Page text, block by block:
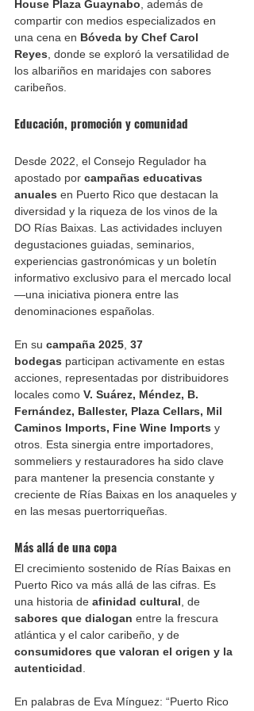
House Plaza Guaynabo, además de
compartir con medios especializados en
una cena en Bóveda by Chef Carol
Reyes, donde se exploró la versatilidad de
los albariños en maridajes con sabores
caribeños.
Educación, promoción y comunidad
Desde 2022, el Consejo Regulador ha
apostado por campañas educativas
anuales en Puerto Rico que destacan la
diversidad y la riqueza de los vinos de la
DO Rías Baixas. Las actividades incluyen
degustaciones guiadas, seminarios,
experiencias gastronómicas y un boletín
informativo exclusivo para el mercado local
—una iniciativa pionera entre las
denominaciones españolas.
En su campaña 2025, 37
bodegas participan activamente en estas
acciones, representadas por distribuidores
locales como V. Suárez, Méndez, B.
Fernández, Ballester, Plaza Cellars, Mil
Caminos Imports, Fine Wine Imports y
otros. Esta sinergia entre importadores,
sommeliers y restauradores ha sido clave
para mantener la presencia constante y
creciente de Rías Baixas en los anaqueles y
en las mesas puertorriqueñas.
Más allá de una copa
El crecimiento sostenido de Rías Baixas en
Puerto Rico va más allá de las cifras. Es
una historia de afinidad cultural, de
sabores que dialogan entre la frescura
atlántica y el calor caribeño, y de
consumidores que valoran el origen y la
autenticidad.
En palabras de Eva Mínguez: “Puerto Rico